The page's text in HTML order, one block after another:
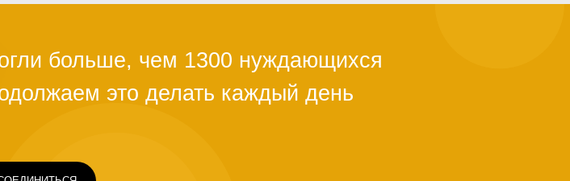
здоровья или вовремя не дали нужной поддержки.
проще сдаться, чем бороться и идти дальше. Как